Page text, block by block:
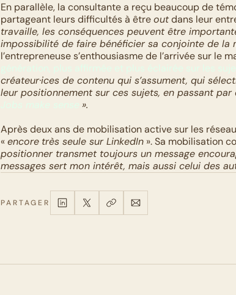
En parallèle, la consultante a reçu beaucoup de
partageant leurs difficultés à être out dans leur
travaille, les conséquences peuvent être
impossibilité de faire bénéficier sa conjointe de la
l’entrepreneuse s’enthousiasme de l’arrivée sur le
créateur·ices de contenu qui s’assument, qui
leur positionnement sur ces sujets, en passant
».
Après deux ans de mobilisation active sur les
« encore très seule sur LinkedIn ». Sa mobilisation
positionner transmet toujours un message
messages sert mon intérêt, mais aussi celui des
PARTAGER